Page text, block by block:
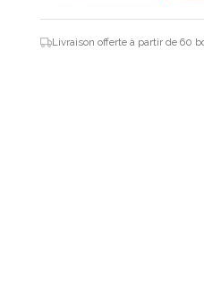
Livraison offerte à partir de 60